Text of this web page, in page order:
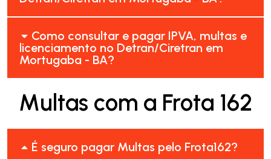
Como consultar e pagar IPVA, multas e
licenciamento no Detran/Ciretran em
Mortugaba - BA?
Multas com a Frota 162
É seguro pagar Multas pelo Frota162?